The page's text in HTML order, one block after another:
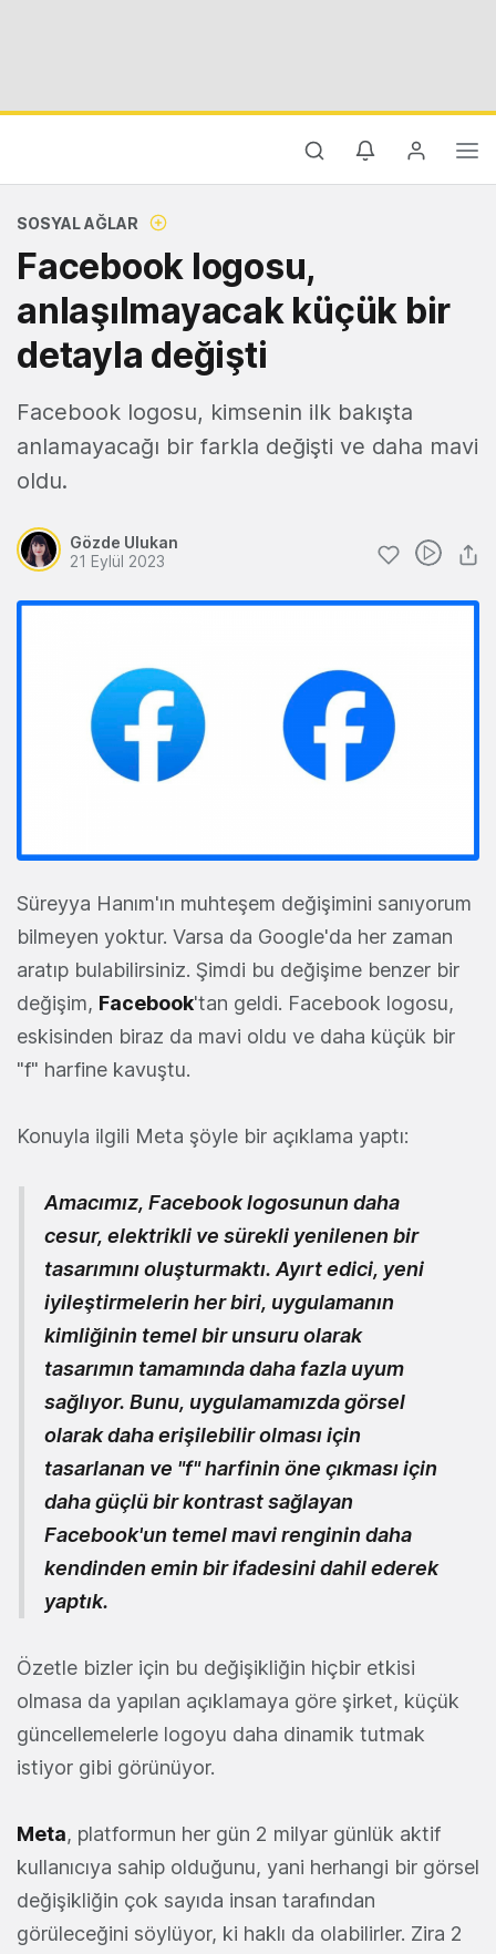
SOSYAL AĞLAR
Facebook logosu,
anlaşılmayacak küçük bir
detayla değişti
Facebook logosu, kimsenin ilk bakışta
anlamayacağı bir farkla değişti ve daha mavi
oldu.
Gözde Ulukan
21 Eylül 2023
Süreyya Hanım'ın muhteşem değişimini sanıyorum
bilmeyen yoktur. Varsa da Google'da her zaman
aratıp bulabilirsiniz. Şimdi bu değişime benzer bir
değişim, Facebook'tan geldi. Facebook logosu,
eskisinden biraz da mavi oldu ve daha küçük bir
"f" harfine kavuştu.
Konuyla ilgili Meta şöyle bir açıklama yaptı:
Amacımız, Facebook logosunun daha
cesur, elektrikli ve sürekli yenilenen bir
tasarımını oluşturmaktı. Ayırt edici, yeni
iyileştirmelerin her biri, uygulamanın
kimliğinin temel bir unsuru olarak
tasarımın tamamında daha fazla uyum
sağlıyor. Bunu, uygulamamızda görsel
olarak daha erişilebilir olması için
tasarlanan ve "f" harfinin öne çıkması için
daha güçlü bir kontrast sağlayan
Facebook'un temel mavi renginin daha
kendinden emin bir ifadesini dahil ederek
yaptık.
Özetle bizler için bu değişikliğin hiçbir etkisi
olmasa da yapılan açıklamaya göre şirket, küçük
güncellemelerle logoyu daha dinamik tutmak
istiyor gibi görünüyor.
Meta, platformun her gün 2 milyar günlük aktif
kullanıcıya sahip olduğunu, yani herhangi bir görsel
değişikliğin çok sayıda insan tarafından
görüleceğini söylüyor, ki haklı da olabilirler. Zira 2